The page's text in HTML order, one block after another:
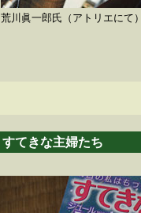
荒川眞一郎氏（アトリエにて
すてきな主婦たち